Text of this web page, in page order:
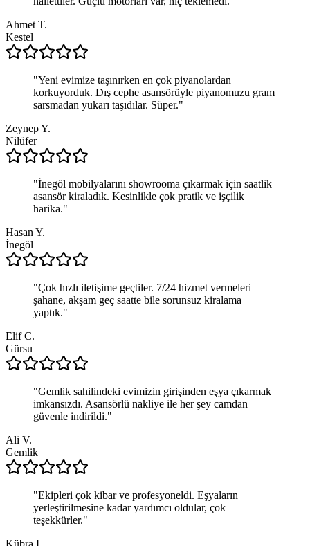
Ahmet T.
Kestel
"Yeni evimize taşınırken en çok piyanolardan
korkuyorduk. Dış cephe asansörüyle piyanomuzu gram
sarsmadan yukarı taşıdılar. Süper."
Zeynep Y.
Nilüfer
"İnegöl mobilyalarını showrooma çıkarmak için saatlik
asansör kiraladık. Kesinlikle çok pratik ve işçilik
harika."
Hasan Y.
İnegöl
"Çok hızlı iletişime geçtiler. 7/24 hizmet vermeleri
şahane, akşam geç saatte bile sorunsuz kiralama
yaptık."
Elif C.
Gürsu
"Gemlik sahilindeki evimizin girişinden eşya çıkarmak
imkansızdı. Asansörlü nakliye ile her şey camdan
güvenle indirildi."
Ali V.
Gemlik
"Ekipleri çok kibar ve profesyoneldi. Eşyaların
yerleştirilmesine kadar yardımcı oldular, çok
teşekkürler."
Kübra L.